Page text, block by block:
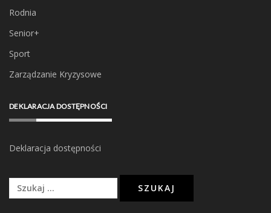
Rodnia
Senior+
Sport
Zarządzanie Kryzysowe
DEKLARACJA DOSTĘPNOŚCI
Deklaracja dostępności
Szukaj: